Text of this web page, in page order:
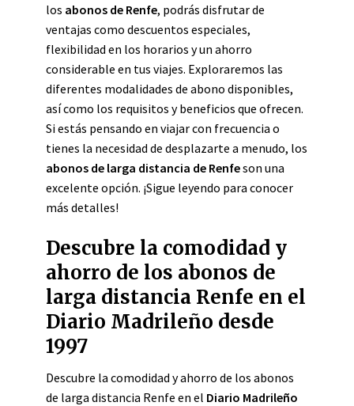
los abonos de Renfe, podrás disfrutar de
ventajas como descuentos especiales,
flexibilidad en los horarios y un ahorro
considerable en tus viajes. Exploraremos las
diferentes modalidades de abono disponibles,
así como los requisitos y beneficios que ofrecen.
Si estás pensando en viajar con frecuencia o
tienes la necesidad de desplazarte a menudo, los
abonos de larga distancia de Renfeson una
excelente opción. ¡Sigue leyendo para conocer
más detalles!
Descubre la comodidad y
ahorro de los abonos de
larga distancia Renfe en el
Diario Madrileño desde
1997
Descubre la comodidad y ahorro de los abonos
de larga distancia Renfe en el Diario Madrileño